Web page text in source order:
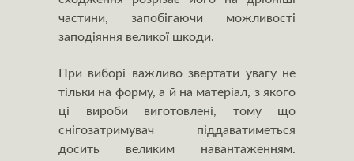
частини, запобігаючи можливості
заподіяння великої шкоди.
При виборі важливо звертати увагу не
тільки на форму, а й на матеріал, з якого
ці вироби виготовлені, тому що
снігозатримувач піддаватиметься
досить великим навантаженням.